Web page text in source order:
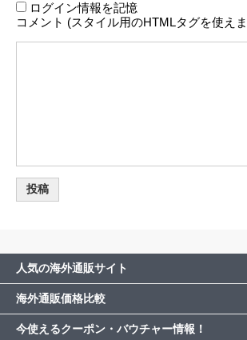
ログイン情報を記憶
コメント (スタイル用のHTMLタグを使え
人気の海外通販サイト
海外通販価格比較
今使えるクーポン・バウチャー情報！